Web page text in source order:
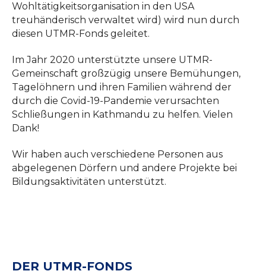
Wohltätigkeitsorganisation in den USA
treuhänderisch verwaltet wird) wird nun durch
diesen UTMR-Fonds geleitet.
Im Jahr 2020 unterstützte unsere UTMR-
Gemeinschaft großzügig unsere Bemühungen,
Tagelöhnern und ihren Familien während der
durch die Covid-19-Pandemie verursachten
Schließungen in Kathmandu zu helfen. Vielen
Dank!
Wir haben auch verschiedene Personen aus
abgelegenen Dörfern und andere Projekte bei
Bildungsaktivitäten unterstützt.
DER UTMR-FONDS